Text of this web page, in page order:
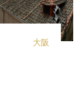
大阪